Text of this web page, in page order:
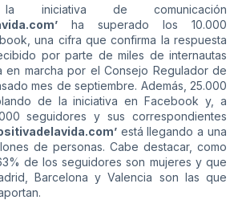
iniciativa de comunicación
’ ha superado los 10.000
una cifra que confirma la respuesta
por parte de miles de internautas
en marcha por el Consejo Regulador de
mes de septiembre. Además, 25.000
de la iniciativa en Facebook y, a
seguidores y sus correspondientes
’está llegando a una
de personas. Cabe destacar, como
de los seguidores son mujeres y que
Barcelona y Valencia son las que